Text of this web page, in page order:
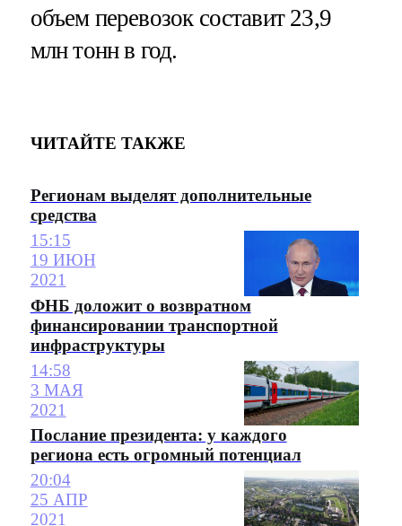
объем перевозок составит 23,9
млн тонн в год.
ЧИТАЙТЕ ТАКЖЕ
Регионам выделят дополнительные
средства
15:15
19 ИЮН
2021
ФНБ доложит о возвратном
финансировании транспортной
инфраструктуры
14:58
3 МАЯ
2021
Послание президента: у каждого
региона есть огромный потенциал
20:04
25 АПР
2021